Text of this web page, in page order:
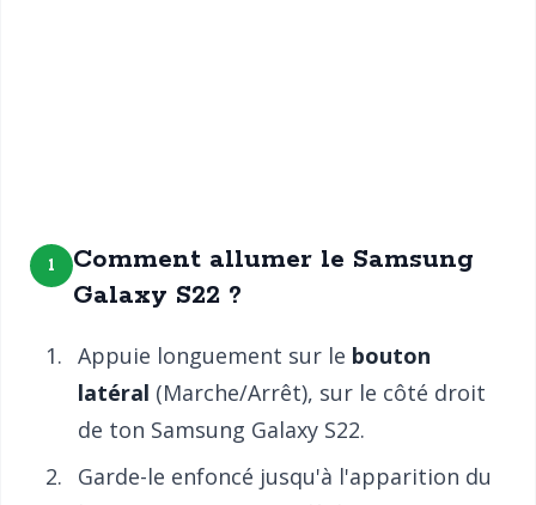
1
Comment allumer le Samsung
Galaxy S22 ?
Appuie longuement sur le bouton
latéral (Marche/Arrêt), sur le côté droit
de ton Samsung Galaxy S22.
Garde-le enfoncé jusqu'à l'apparition du